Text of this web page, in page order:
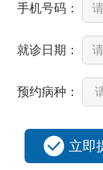
手机号码：
就诊日期：
预约病种：
立即